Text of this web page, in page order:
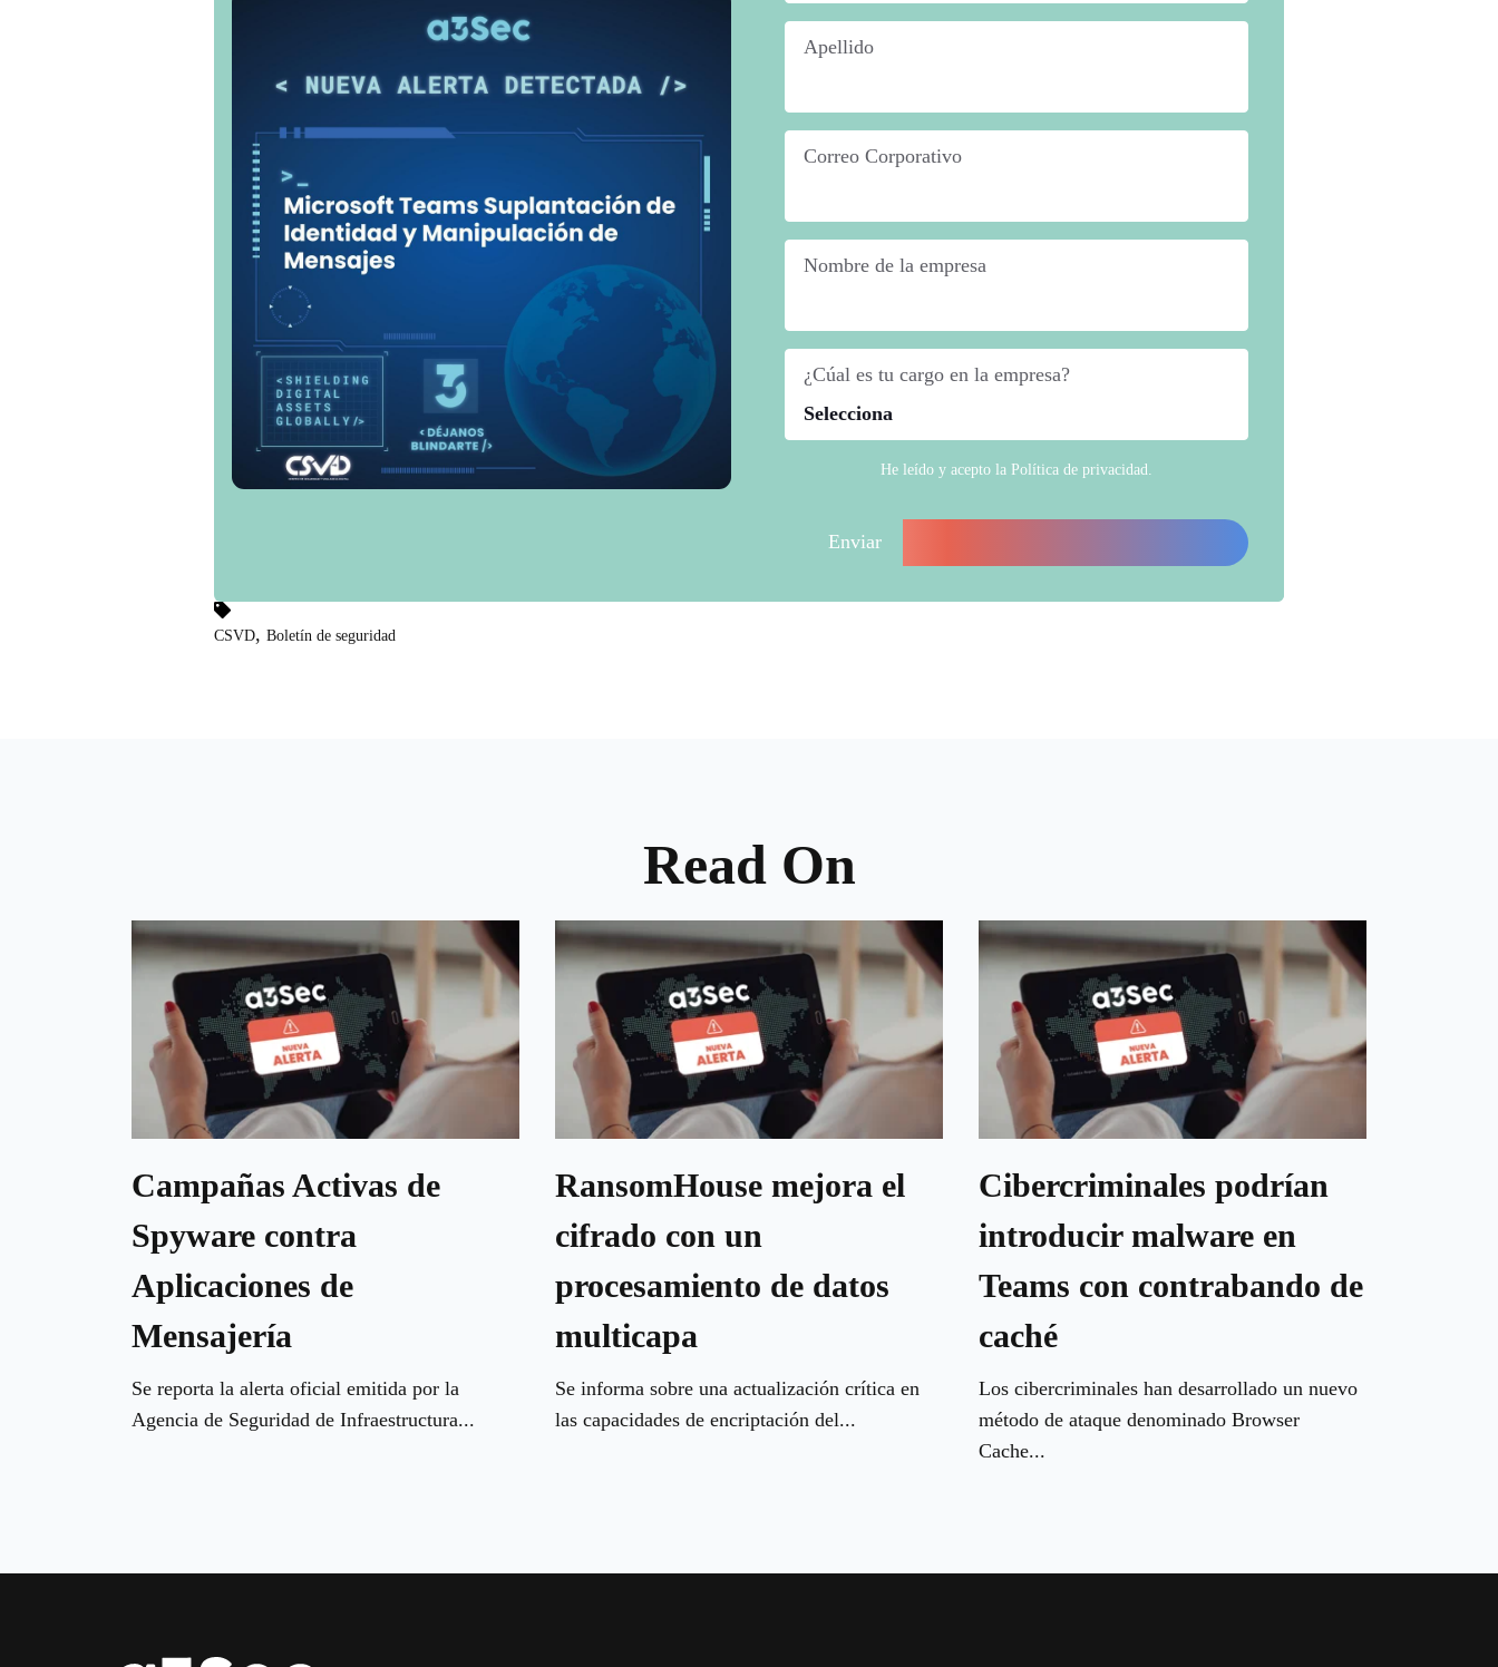
Apellido
Correo Corporativo
Nombre de la empresa
¿Cúal es tu cargo en la empresa?
He leído y acepto la Política de privacidad.
CSVD, Boletín de seguridad
Read On
Campañas Activas de
Spyware contra
Aplicaciones de
Mensajería
Se reporta la alerta oficial emitida por la
Agencia de Seguridad de Infraestructura...
RansomHouse mejora el
cifrado con un
procesamiento de datos
multicapa
Se informa sobre una actualización crítica en
las capacidades de encriptación del...
Cibercriminales podrían
introducir malware en
Teams con contrabando de
caché
Los cibercriminales han desarrollado un nuevo
método de ataque denominado Browser
Cache...